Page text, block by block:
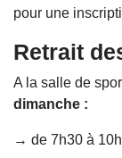
pour une
Retrait
A la salle de
dimanche :
→ de 7h30 à